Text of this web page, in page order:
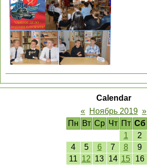
Calendar
« Ноябрь 2019 »
Пн Вт Ср Чт Пт Сб
1
2
4
5 6 7 8 9
11 12 13 14 15 16